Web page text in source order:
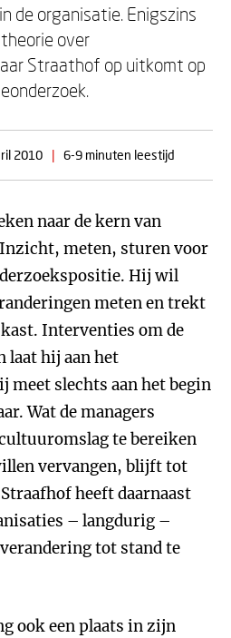
de organisatie. Enigszins
over
Straathof op uitkomt op
2010 | 6-9 minuten leestijd
naar de kern van
meten, sturen voor
Hij wil
meten en trekt
Interventies om de
laat hij aan het
meet slechts aan het begin
Wat de managers
te bereiken
vervangen, blijft tot
heeft daarnaast
– langdurig –
tot stand te
ook een plaats in zijn